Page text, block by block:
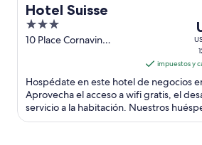
Hotel Suisse
3
out
10 Place Cornavin
impuestos y
Hospédate en este hotel de negocios
Aprovecha el acceso a wifi gratis, el
servicio a la habitación. Nuestros
destacan el ...